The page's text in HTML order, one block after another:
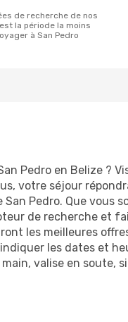
la période la moins
à San Pedro
Pedro en Belize ?
votre séjour
Pedro. Que vous
de recherche et
les meilleures
les dates et
valise en soute,